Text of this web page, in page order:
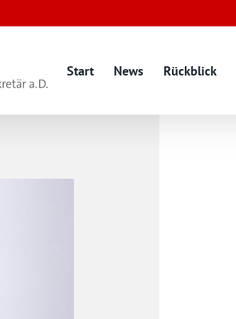
Start News Rückblick